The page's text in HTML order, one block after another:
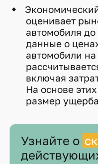
оценивает
автомобиля
данные о
автомобили
включая
На основе
размер
Узнайте о